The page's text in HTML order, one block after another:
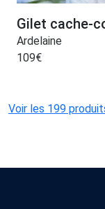
Gilet cache-
Ardelaine
109€
Voir les 199